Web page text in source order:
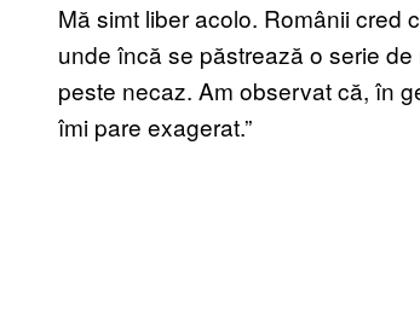
Mă simt liber acolo. Românii cred
unde încă se păstrează o serie
peste necaz. Am observat că, în
îmi pare exagerat.”